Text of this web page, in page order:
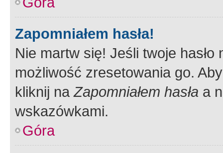
Zapomniałem hasła!
Nie martw się! Jeśli twoje
możliwość zresetowania go.
kliknij naZapomniałem hasła a
wskazówkami.
Góra